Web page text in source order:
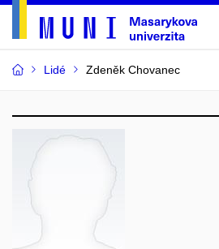
Lidé Zdeněk Chovanec